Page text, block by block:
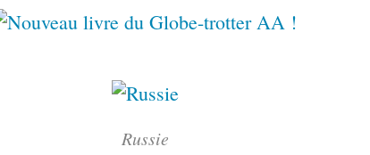
Russie